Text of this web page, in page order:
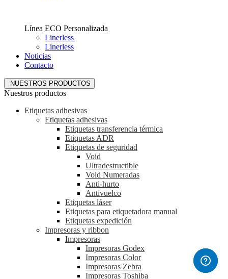
Línea ECO Personalizada
Linerless
Linerless
Noticias
Contacto
NUESTROS PRODUCTOS
Nuestros productos
Etiquetas adhesivas
Etiquetas adhesivas
Etiquetas transferencia térmica
Etiquetas ADR
Etiquetas de seguridad
Void
Ultradestructible
Void Numeradas
Anti-hurto
Antivuelco
Etiquetas láser
Etiquetas para etiquetadora manual
Etiquetas expedición
Impresoras y ribbon
Impresoras
Impresoras Godex
Impresoras Color
Impresoras Zebra
Impresoras Toshiba